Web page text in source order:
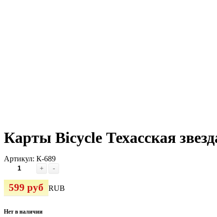
Карты Bicycle Техасская
Артикул: К-689
+ -
599 руб RUB
Нет в наличии